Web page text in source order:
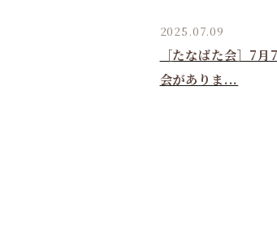
2025.07.09
［たなばた会］7
会がありま...